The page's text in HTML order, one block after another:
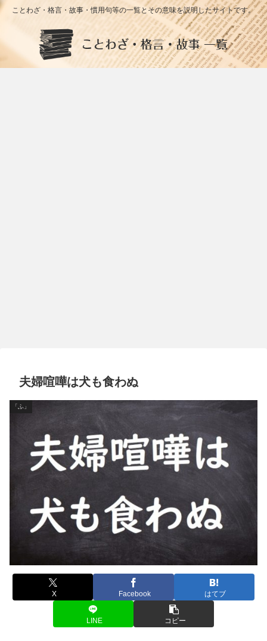
ことわざ・格言・故事・慣用句等の一覧とその意味を説明したサイトです。
夫婦喧嘩は犬も食わぬ
「ふ」
X Facebook はてブ
LINE コピー